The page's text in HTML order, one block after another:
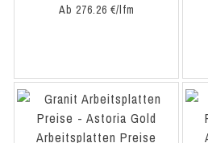
Ab 276.26 €/lfm